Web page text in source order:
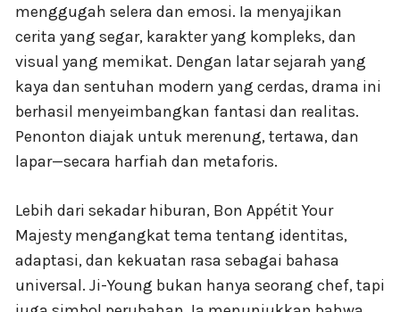
menggugah selera dan emosi. Ia menyajikan
cerita yang segar, karakter yang kompleks, dan
visual yang memikat. Dengan latar sejarah yang
kaya dan sentuhan modern yang cerdas, drama ini
berhasil menyeimbangkan fantasi dan realitas.
Penonton diajak untuk merenung, tertawa, dan
lapar—secara harfiah dan metaforis.
Lebih dari sekadar hiburan, Bon Appétit Your
Majesty mengangkat tema tentang identitas,
adaptasi, dan kekuatan rasa sebagai bahasa
universal. Ji-Young bukan hanya seorang chef, tapi